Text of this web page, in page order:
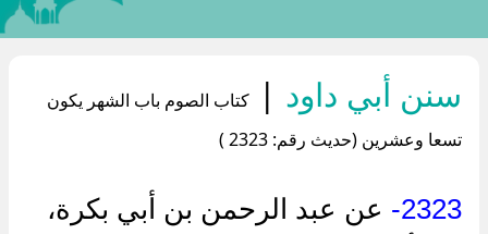
سنن أبي داود |
كتاب الصوم باب الشهر يكون
تسعا وعشرين (حديث رقم: 2323 )
2323-
عن عبد الرحمن بن أبي بكرة،